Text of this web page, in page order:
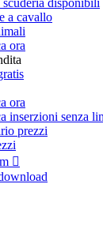
scuderia disponibili
a cavallo
ora
ora
inserzioni senza
prezzi
